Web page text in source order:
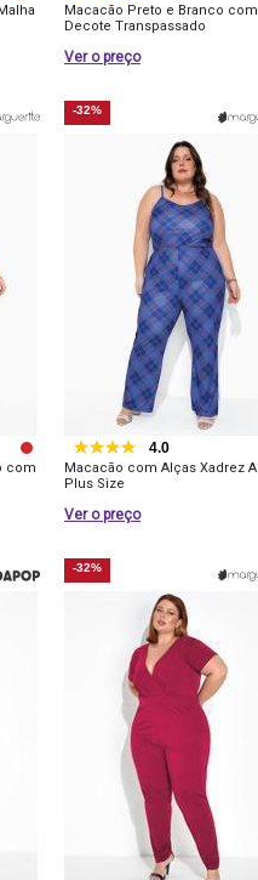
Macacão Preto e Branco com
Decote Transpassado
Ver o preço
com
-32%
4.0
Macacão com Alças Xadrez
Plus Size
Ver o preço
-32%